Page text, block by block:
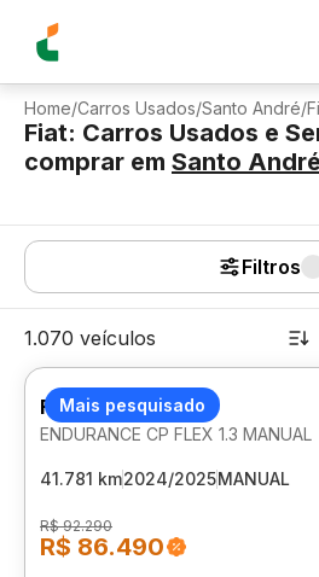
Home/Carros Usados/Santo André/
Fiat: Carros Usados e
comprar em Santo André
Filtros
1.070 veículos
Mais pesquisado
FIAT STRADA
ENDURANCE CP FLEX 1.3 MANUAL
41.781 km2024/2025MANUAL
R$ 92.290
R$ 86.490